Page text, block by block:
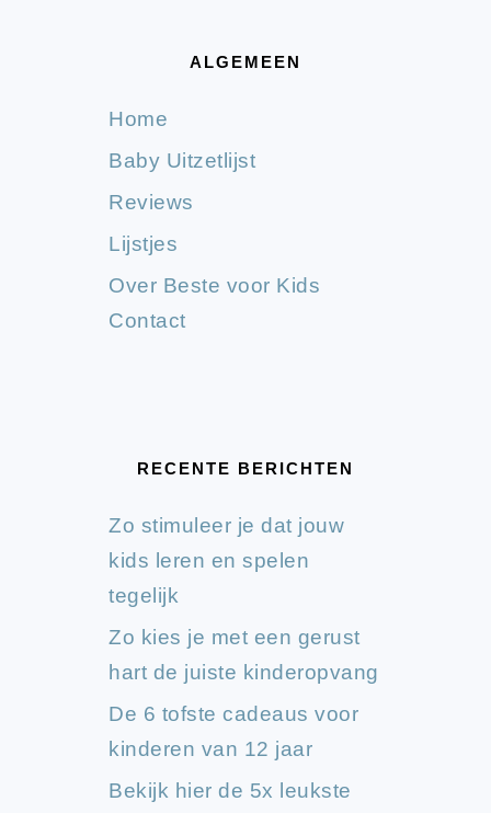
ALGEMEEN
Home
Baby Uitzetlijst
Reviews
Lijstjes
Over Beste voor Kids
Contact
RECENTE BERICHTEN
Zo stimuleer je dat jouw
kids leren en spelen
tegelijk
Zo kies je met een gerust
hart de juiste kinderopvang
De 6 tofste cadeaus voor
kinderen van 12 jaar
Bekijk hier de 5x leukste